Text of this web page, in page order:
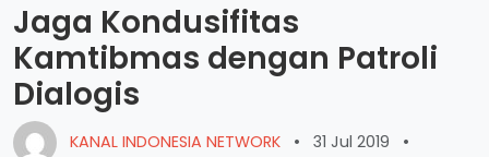
Jaga Kondusifitas
Kamtibmas dengan Patroli
Dialogis
KANAL INDONESIA NETWORK • 31 Jul 2019
•